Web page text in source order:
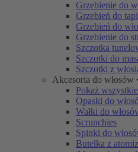
Grzebienie do
Grzebień do
Grzebień do
Grzebienie do
Szczotka
Szczotki do
Szczotki z
Akcesoria do włosów
Pokaż wszystkie
Opaski do
Wałki do
Scrunchies
Spinki do
Butelka z